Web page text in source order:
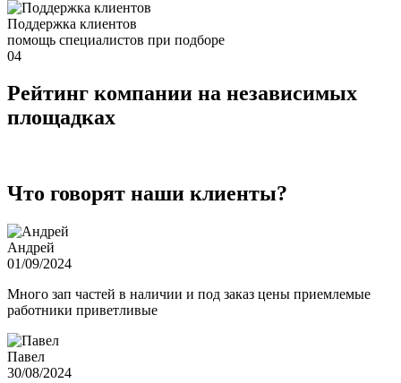
Поддержка клиентов
помощь специалистов при подборе
04
Рейтинг компании на независимых
площадках
Что говорят наши клиенты?
Андрей
01/09/2024
Много зап частей в наличии и под заказ цены приемлемые
работники приветливые
Павел
30/08/2024